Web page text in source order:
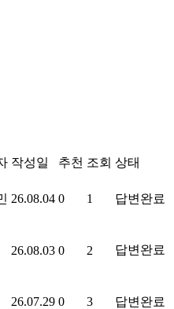
작성일 추천 조회 상태
26.08.04 0 1 답변완료
26.08.03 0 2 답변완료
26.07.29 0 3 답변완료